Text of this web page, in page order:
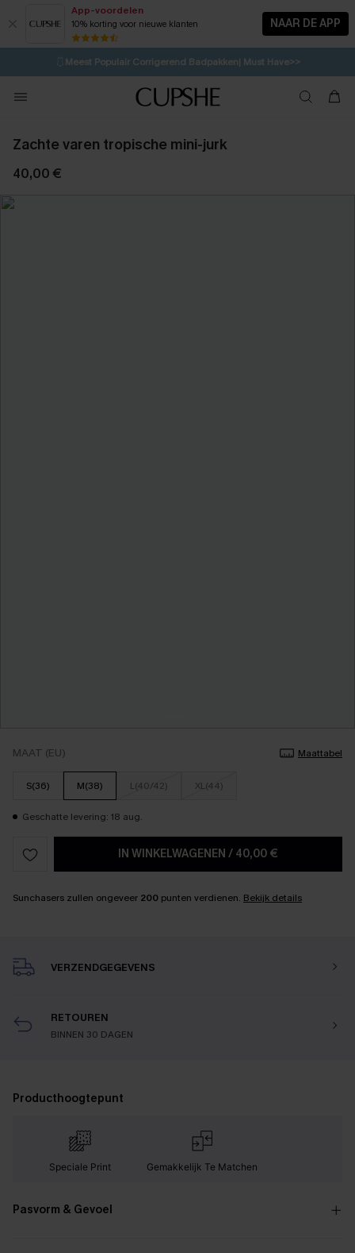
App-voordelen
10% korting voor nieuwe klanten NAAR DE APP
⚡️LAATSTE KANS | Tot 50% korting>>
🩱Meest Populair Corrigerend Badpakken| Must Have>>
💌Abonneer je & ontvang tot 15% korting>>
Koop 3, krijg 15% korting | CODE: SW15
Zachte varen tropische mini-jurk
40,00 €
MAAT (EU) Maattabel
S(36) M(38) L(40/42) XL(44)
Geschatte levering: 18 aug.
IN WINKELWAGENEN / 40,00 €
Sunchasers zullen ongeveer 200 punten verdienen. Bekijk details
VERZENDGEGEVENS
RETOUREN
BINNEN 30 DAGEN
Producthoogtepunt
Speciale Print Gemakkelijk Te Matchen
Pasvorm & Gevoel